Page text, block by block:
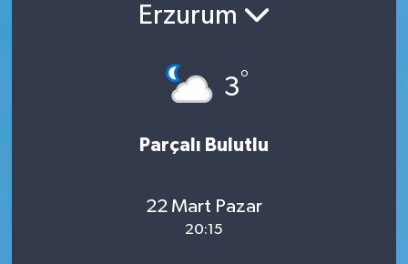
Erzurum
3°
Parçalı Bulutlu
22 Mart Pazar
20:15